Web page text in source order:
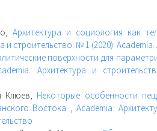
Архитектура и социология как
и строительство: № 1 (2020):
поверхности для
Архитектура и
Клюев, Некоторые особенности
Востока , Academia.